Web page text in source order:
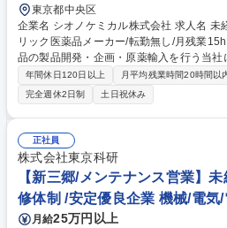
東京都中央区
企業名 シオノケミカル株式会社 求人名 未経験歓迎※【東京/学術】ジェネ
リック医薬品メーカー/転勤無し/月残業15h 仕事の内容 ジェネリック医薬
品の製品開発・企画・原薬輸入を行う当
だきます。 ・ジェネリック医薬品の製品説明、資料作成などの学術業務
・医薬品の添付文書、包装資材などの記載
療機関、薬局等の従事者に提供します ・
問い合わせ対応 ・製造販売後の安全管理業務 募集職種 未経験歓迎
京/学術】ジェネリック医薬品メーカー/転
年間休日120日以上 月平均残業時間20時間以
完全週休2日制
土日祝休み
正社員
株式会社東京科研
【新三郷/メンテナンス営業】
修体制 /安定優良企業 機械/電気
月給25万円以上